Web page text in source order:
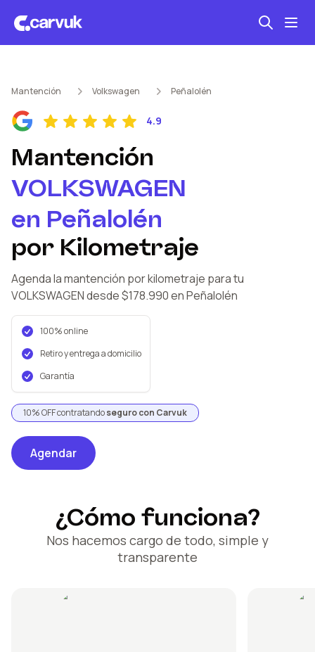
Mantención kilometraje
Revisión técnica
Mantención Volkswagen Peñalolén
4.9
Mantención
VOLKSWAGEN
en Peñalolén
por Kilometraje
Agenda la mantención por kilometraje para tu
VOLKSWAGENdesde $178.990en Peñalolén
100% online
Retiro y entrega a domicilio
Garantía
10% OFF contratandoseguro con Carvuk
Agendar
¿Cómo funciona?
Nos hacemos cargo de todo, simple y
transparente